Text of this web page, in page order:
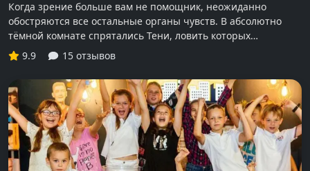
Когда зрение больше вам не помощник, неожиданно
обостряются все остальные органы чувств. В абсолютно
тёмной комнате спрятались Тени, ловить которых
отправляются хитрые Хищники…
9.9 15 отзывов